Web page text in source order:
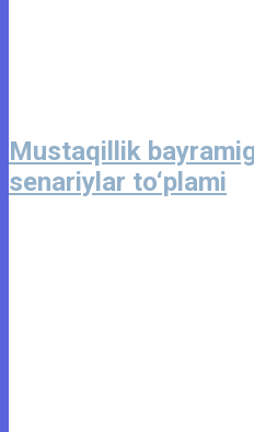
Mustaqillik
senariylar to‘plami